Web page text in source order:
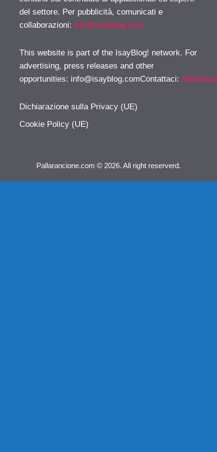
del settore. Per pubblicità, comunicati e
collaborazioni: info@isayblog.com
This website is part of the IsayBlog! network. For
advertising, press releases and other
opportunities: info@isayblog.comContattaci:
Dichiarazione sulla Privacy (UE)
Cookie Policy (UE)
Pallarancione.com © 2026. All right reserverd.